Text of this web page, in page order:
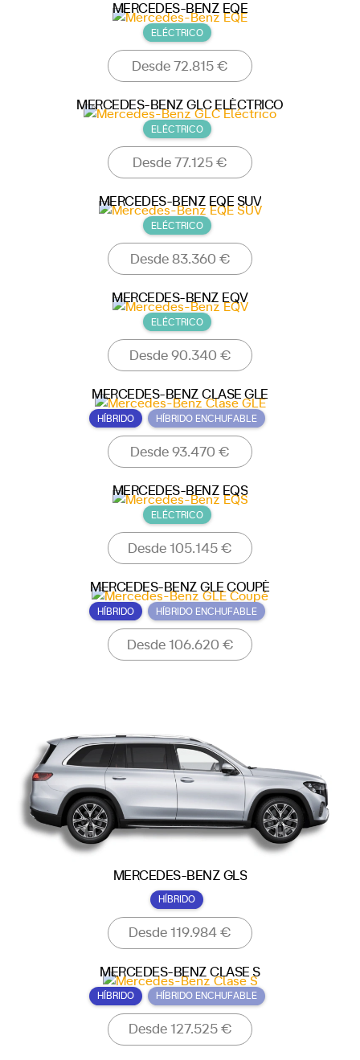
MERCEDES-BENZ EQE
ELÉCTRICO
Desde 72.815 €
MERCEDES-BENZ GLC ELÉCTRICO
ELÉCTRICO
Desde 77.125 €
MERCEDES-BENZ EQE SUV
ELÉCTRICO
Desde 83.360 €
MERCEDES-BENZ EQV
ELÉCTRICO
Desde 90.340 €
MERCEDES-BENZ CLASE GLE
HÍBRIDO HÍBRIDO ENCHUFABLE
Desde 93.470 €
MERCEDES-BENZ EQS
ELÉCTRICO
Desde 105.145 €
MERCEDES-BENZ GLE COUPÉ
HÍBRIDO HÍBRIDO ENCHUFABLE
Desde 106.620 €
MERCEDES-BENZ GLS
HÍBRIDO
Desde 119.984 €
MERCEDES-BENZ CLASE S
HÍBRIDO HÍBRIDO ENCHUFABLE
Desde 127.525 €